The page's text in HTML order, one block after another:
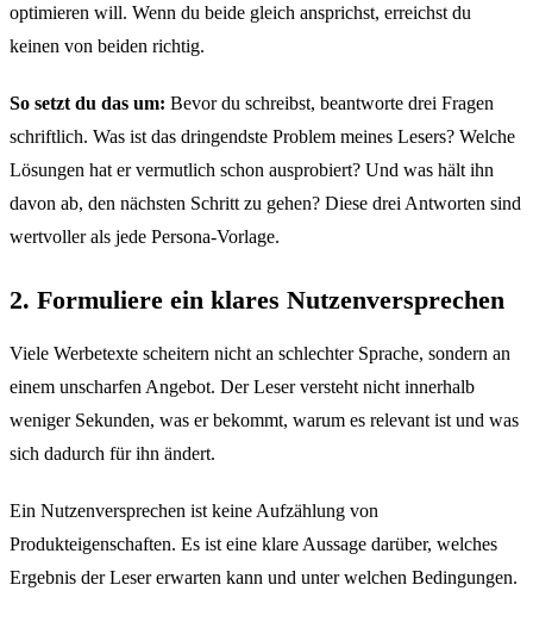
optimieren will. Wenn du beide gleich ansprichst, erreichst du
keinen von beiden richtig.
So setzt du das um: Bevor du schreibst, beantworte drei Fragen
schriftlich. Was ist das dringendste Problem meines Lesers? Welche
Lösungen hat er vermutlich schon ausprobiert? Und was hält ihn
davon ab, den nächsten Schritt zu gehen? Diese drei Antworten sind
wertvoller als jede Persona-Vorlage.
2. Formuliere ein klares Nutzenversprechen
Viele Werbetexte scheitern nicht an schlechter Sprache, sondern an
einem unscharfen Angebot. Der Leser versteht nicht innerhalb
weniger Sekunden, was er bekommt, warum es relevant ist und was
sich dadurch für ihn ändert.
Ein Nutzenversprechen ist keine Aufzählung von
Produkteigenschaften. Es ist eine klare Aussage darüber, welches
Ergebnis der Leser erwarten kann und unter welchen Bedingungen.